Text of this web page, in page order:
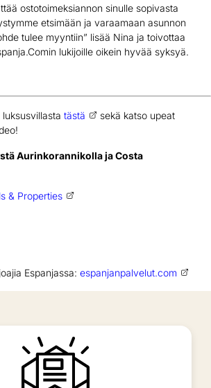
ostotoimeksiannon sinulle sopivasta
etsimään ja varaamaan asunnon
tulee myyntiin” lisää Nina ja toivottaa
lukijoille oikein hyvää syksyä.
tästä
sekä katso upeat
Aurinkorannikolla ja Costa
& Properties
Espanjassa: espanjanpalvelut.com